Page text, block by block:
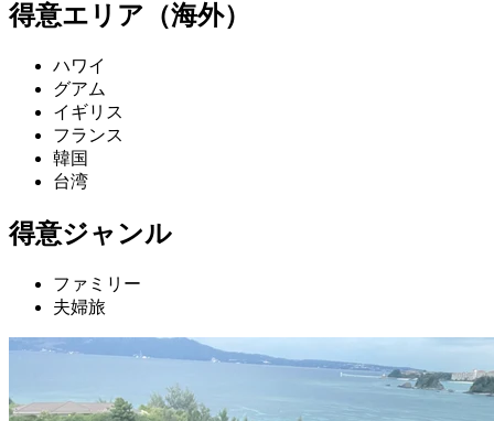
得意エリア（海外）
ハワイ
グアム
イギリス
フランス
韓国
台湾
得意ジャンル
ファミリー
夫婦旅